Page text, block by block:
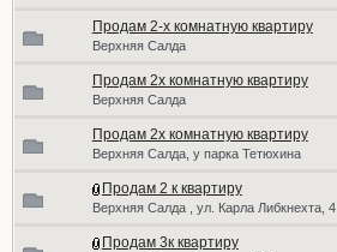
Продам 2-х комнатную квартиру
Верхняя Салда
Продам 2х комнатную квартиру
Верхняя Салда
Продам 2х комнатную квартиру
Верхняя Салда, у парка Тетюхина
Продам 2 к квартиру
Верхняя Салда , ул. Карла Либкнехта, 4
Продам 3к квартиру